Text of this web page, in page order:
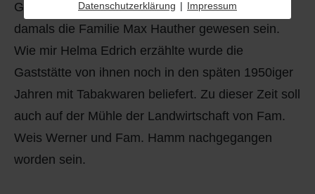
Gaststätte genutzt wurde, abbilden. Gastwirt soll
damals die Familie Max Hauther gewesen sein.
Wie mir Helma Edrich erzählte wurde die
Gaststätte von ihnen noch in den späten 1950iger
Jahren mit Tabakwaren beliefert. Zu dieser Zeit soll
auch auf der Mühle der Landwirtschaft von Fam.
Weis Werner und Fam. Hamm nachgegangen
worden sein.
Datenschutzerklärung | Impressum